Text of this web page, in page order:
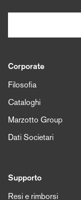
Corporate
Filosofia
Cataloghi
Marzotto Group
Dati Societari
Supporto
Resi e rimborsi